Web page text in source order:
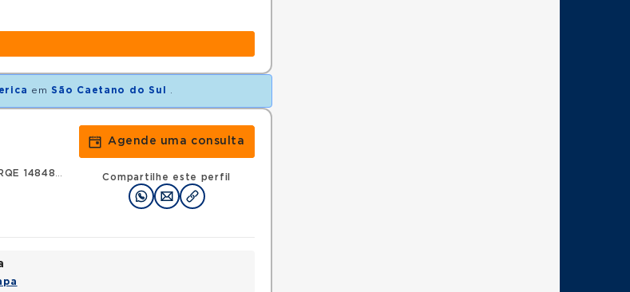
em São Caetano do Sul
RQE 148484 - Gastroenterologia
Agende uma consulta
Compartilhe este perfil